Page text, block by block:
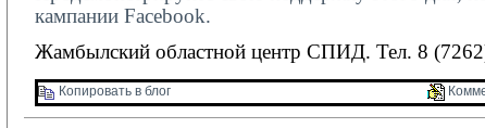
кампании Facebook.
Жамбылский областной центр СПИД. Тел. 8
Копировать в блог